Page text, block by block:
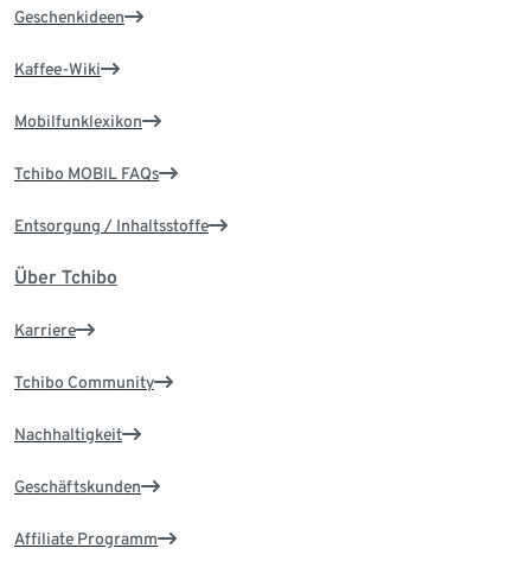
Geschenkideen
Kaffee-Wiki
Mobilfunklexikon
Tchibo MOBIL FAQs
Entsorgung / Inhaltsstoffe
Über Tchibo
Karriere
Tchibo Community
Nachhaltigkeit
Geschäftskunden
Affiliate Programm